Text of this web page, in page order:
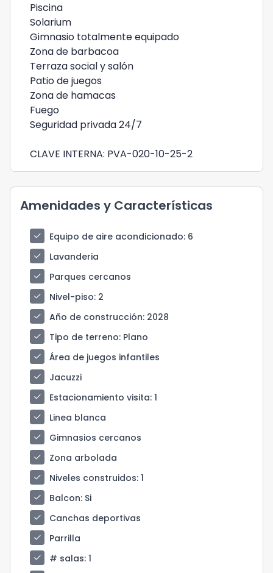
Piscina
Solarium
Gimnasio totalmente equipado
Zona de barbacoa
Terraza social y salón
Patio de juegos
Zona de hamacas
Fuego
Seguridad privada 24/7
CLAVE INTERNA: PVA-020-10-25-2
Amenidades y Características
check Equipo de aire acondicionado: 6
check
Lavanderia
check
Parques cercanos
check
Nivel-piso: 2
check
Año de construcción: 2028
check
Tipo de terreno: Plano
check
Área de juegos infantiles
check
Jacuzzi
check
Estacionamiento visita: 1
check
Linea blanca
check
Gimnasios cercanos
check
Zona arbolada
check
Niveles construidos: 1
check
Balcon: Si
check
Canchas deportivas
check
Parrilla
check
# salas: 1